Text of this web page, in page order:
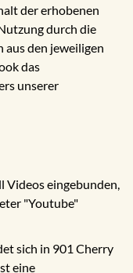
der erhobenen
durch die
aus den jeweiligen
das
unserer
Videos eingebunden,
"Youtube"
sich in 901 Cherry
eine